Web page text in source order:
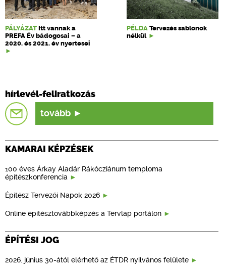
PÁLYÁZAT Itt vannak a
PREFA Év bádogosai – a
2020. és 2021. év nyertesei
PÉLDA Tervezés sablonok
nélkül
hírlevél-feliratkozás
tovább
KAMARAI KÉPZÉSEK
100 éves Árkay Aladár Rákócziánum temploma
építészkonferencia
Építész Tervezői Napok 2026
Online építésztovábbképzés a Tervlap portálon
ÉPÍTÉSI JOG
2026. június 30-ától elérhető az ÉTDR nyilvános felülete